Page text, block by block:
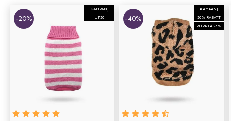
KAMPANJ
UP20
-20%
KAMPANJ
20% RABATT
PUPPIA 25%
-40%